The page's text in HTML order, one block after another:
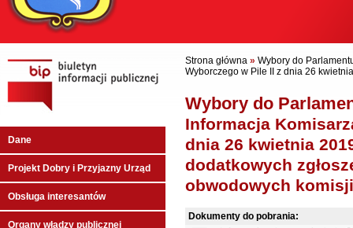
Dane
Projekt Dobry i Przyjazny Urząd
Obsługa interesantów
Organy władzy publicznej
Strona główna » Wybory do
Wyborczego w Pile II z dnia 26
Wybory do
Informacja
dnia 26 kwietnia
dodatkowych
obwodowych
Dokumenty do pobrania: